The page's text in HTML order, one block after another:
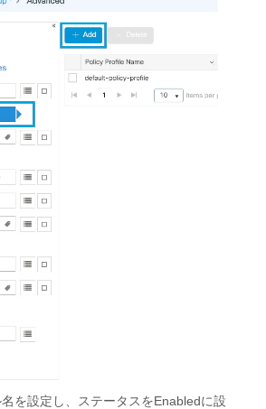
を設定し、ステータスをEnabledに設